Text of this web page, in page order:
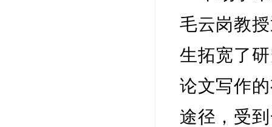
毛云岗教
生拓宽了
论文写作
途径，受